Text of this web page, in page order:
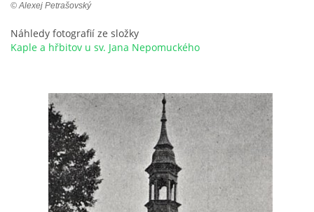
© Alexej Petrašovský
Náhledy fotografií ze složky
Kaple a hřbitov u sv. Jana Nepomuckého